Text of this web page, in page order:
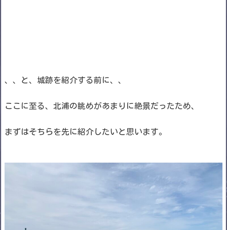
、、と、城跡を紹介する前に、、
ここに至る、北浦の眺めがあまりに絶景だったため、
まずはそちらを先に紹介したいと思います。